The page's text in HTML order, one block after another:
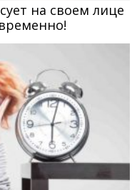
на своем лице